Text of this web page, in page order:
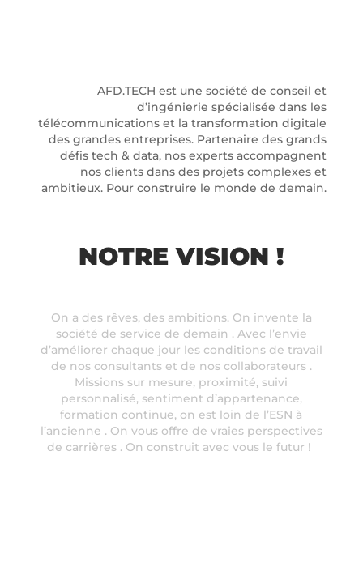
AFD.TECH est une société de conseil et
d’ingénierie spécialisée dans les
télécommunications et la transformation digitale
des grandes entreprises. Partenaire des grands
défis tech & data, nos experts accompagnent
nos clients dans des projets complexes et
ambitieux. Pour construire le monde de demain.
NOTRE VISION !
On a des rêves, des ambitions. On invente la
société de service de demain . Avec l’envie
d’améliorer chaque jour les conditions de travail
de nos consultants et de nos collaborateurs .
Missions sur mesure, proximité, suivi
personnalisé, sentiment d’appartenance,
formation continue, on est loin de l’ESN à
l’ancienne . On vous offre de vraies perspectives
de carrières . On construit avec vous le futur !